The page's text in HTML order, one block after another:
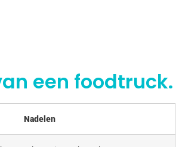
een foodtruck.
Nadelen